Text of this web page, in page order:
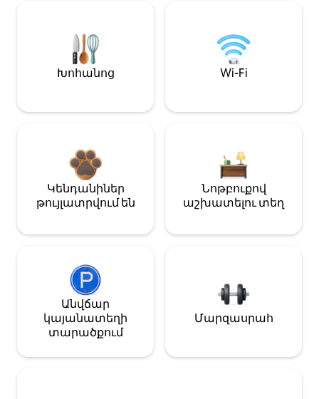
Խոհանոց Wi-Fi
Կենդանիներ
թույլատրվում են
Նոթբուքով
աշխատելու տեղ
Անվճար
կայանատեղի
տարածքում
Մարզասրահ